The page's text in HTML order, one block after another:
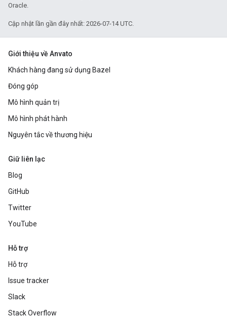
Oracle.
Cập nhật lần gần đây nhất: 2026-07-14 UTC.
Giới thiệu về Anvato
Khách hàng đang sử dụng Bazel
Đóng góp
Mô hình quản trị
Mô hình phát hành
Nguyên tắc về thương hiệu
Giữ liên lạc
Blog
GitHub
Twitter
YouTube
Hỗ trợ
Hỗ trợ
Issue tracker
Slack
Stack Overflow